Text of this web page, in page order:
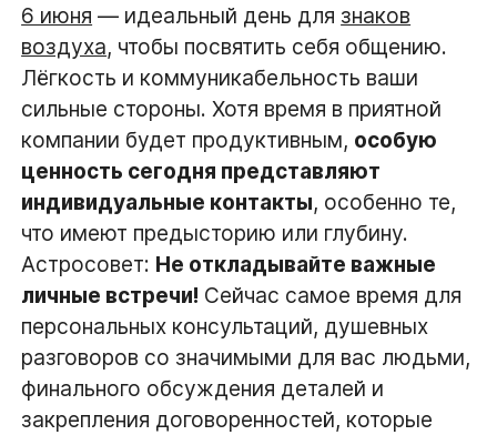
6 июня — идеальный день для знаков
воздуха, чтобы посвятить себя общению.
Лёгкость и коммуникабельность ваши
сильные стороны. Хотя время в приятной
компании будет продуктивным, особую
ценность сегодня представляют
индивидуальные контакты, особенно те,
что имеют предысторию или глубину.
Астросовет: Не откладывайте важные
личные встречи! Сейчас самое время для
персональных консультаций, душевных
разговоров со значимыми для вас людьми,
финального обсуждения деталей и
закрепления договоренностей, которые